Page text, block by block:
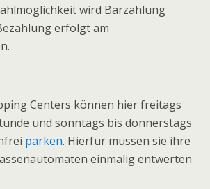
wird Barzahlung
erfolgt am
Centers können hier freitags
und sonntags bis donnerstags
parken. Hierfür müssen sie ihre
einmalig entwerten